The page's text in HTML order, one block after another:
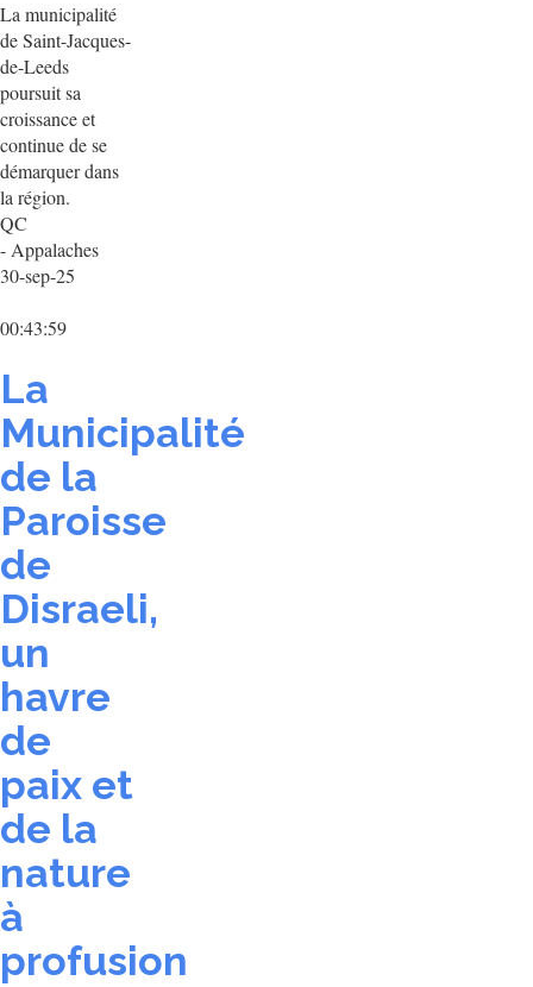
La municipalité
de Saint-Jacques-
de-Leeds
poursuit sa
croissance et
continue de se
démarquer dans
la région.
QC
- Appalaches
30-sep-25
00:43:59
La
Municipalité
de la
Paroisse
de
Disraeli,
un
havre
de
paix et
de la
nature
à
profusion